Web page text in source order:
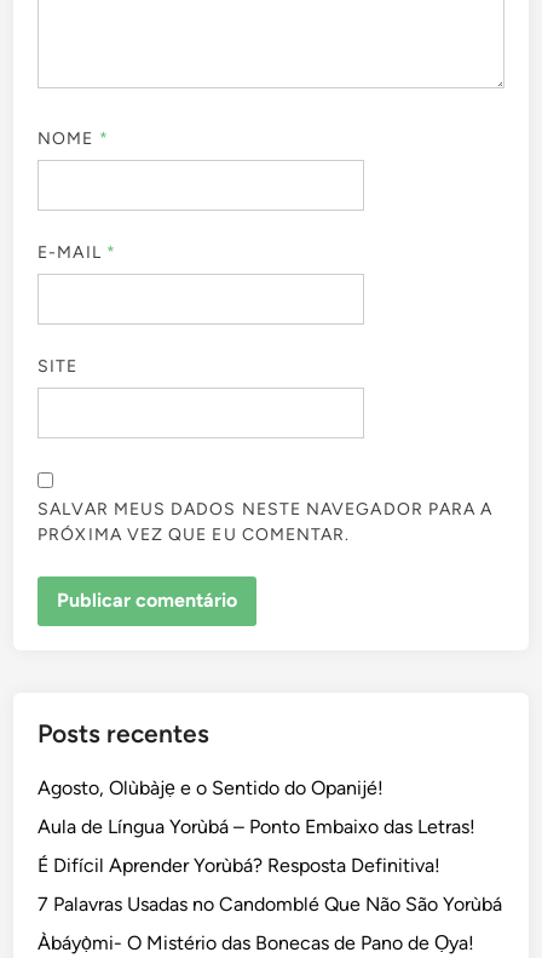
NOME *
E-MAIL *
SITE
SALVAR MEUS DADOS NESTE NAVEGADOR PARA A
PRÓXIMA VEZ QUE EU COMENTAR.
Posts recentes
Agosto, Olùbàjẹ e o Sentido do Opanijé!
Aula de Língua Yorùbá – Ponto Embaixo das Letras!
É Difícil Aprender Yorùbá? Resposta Definitiva!
7 Palavras Usadas no Candomblé Que Não São Yorùbá
Àbáyọ̀mi- O Mistério das Bonecas de Pano de Ọya!